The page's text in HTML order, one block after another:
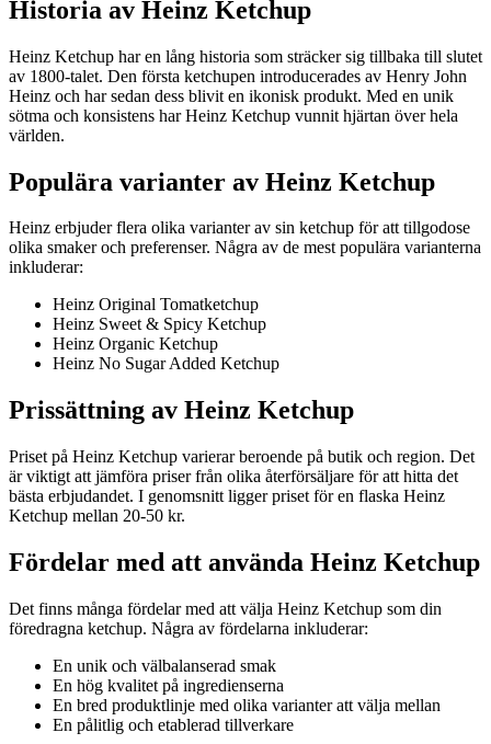
Historia av Heinz Ketchup
Heinz Ketchup har en lång historia som sträcker sig tillbaka till slutet
av 1800-talet. Den första ketchupen introducerades av Henry John
Heinz och har sedan dess blivit en ikonisk produkt. Med en unik
sötma och konsistens har Heinz Ketchup vunnit hjärtan över hela
världen.
Populära varianter av Heinz Ketchup
Heinz erbjuder flera olika varianter av sin ketchup för att tillgodose
olika smaker och preferenser. Några av de mest populära varianterna
inkluderar:
Heinz Original Tomatketchup
Heinz Sweet & Spicy Ketchup
Heinz Organic Ketchup
Heinz No Sugar Added Ketchup
Prissättning av Heinz Ketchup
Priset på Heinz Ketchup varierar beroende på butik och region. Det
är viktigt att jämföra priser från olika återförsäljare för att hitta det
bästa erbjudandet. I genomsnitt ligger priset för en flaska Heinz
Ketchup mellan 20-50 kr.
Fördelar med att använda Heinz Ketchup
Det finns många fördelar med att välja Heinz Ketchup som din
föredragna ketchup. Några av fördelarna inkluderar:
En unik och välbalanserad smak
En hög kvalitet på ingredienserna
En bred produktlinje med olika varianter att välja mellan
En pålitlig och etablerad tillverkare